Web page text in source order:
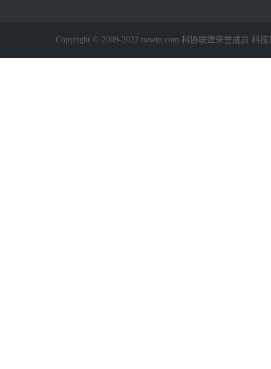
Copyright © 2009-2022 twwtn.com 科协联盟荣誉成员 科